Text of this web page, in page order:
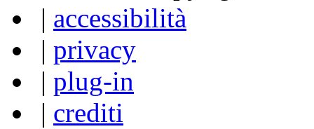
| accessibilità
| privacy
| plug-in
| crediti